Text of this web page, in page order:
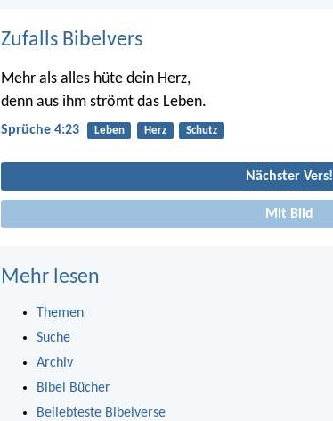
Zufalls Bibelvers
Mehr als alles hüte dein Herz,
denn aus ihm strömt das Leben.
Sprüche 4:23 Leben Herz Schutz
Nächster Vers!
Mit Bild
Mehr lesen
Themen
Suche
Archiv
Bibel Bücher
Beliebteste Bibelverse